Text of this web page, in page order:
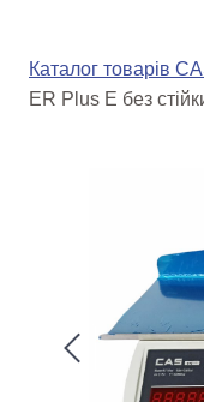
Каталог товарів
ER Plus E без